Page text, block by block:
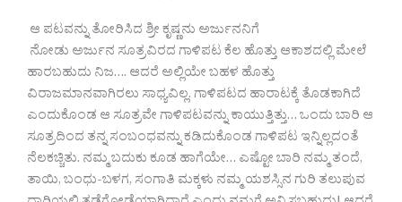
ಆ ಪಟವನ್ನು ತೋರಿಸಿದ ಶ್ರೀ ಕೃಷ್ಣನು ಅರ್ಜುನನಿಗೆ
ನೋಡು ಅರ್ಜುನ ಸೂತ್ರವಿರದ ಗಾಳಿಪಟ ಕೆಲ ಹೊತ್ತು ಆಕಾಶದಲ್ಲಿ ಮೇಲೆ
ಹಾರಬಹುದು ನಿಜ…. ಆದರೆ ಅಲ್ಲಿಯೇ ಬಹಳ ಹೊತ್ತು
ವಿರಾಜಮಾನವಾಗಿರಲು ಸಾಧ್ಯವಿಲ್ಲ. ಗಾಳಿಪಟದ ಹಾರಾಟಕ್ಕೆ ತೊಡಕಾಗಿದೆ
ಎಂದುಕೊಂಡ ಆ ಸೂತ್ರವೇ ಗಾಳಿಪಟವನ್ನು ಕಾಯುತ್ತಿತ್ತು… ಒಂದು ಬಾರಿ ಆ
ಸೂತ್ರದಿಂದ ತನ್ನ ಸಂಬಂಧವನ್ನು ಕಡಿದುಕೊಂಡ ಗಾಳಿಪಟ ಇನ್ನಿಲ್ಲದಂತೆ
ನೆಲಕಚ್ಚಿತು. ನಮ್ಮ ಬದುಕು ಕೂಡ ಹಾಗೆಯೇ… ಎಷ್ಟೋ ಬಾರಿ ನಮ್ಮ ತಂದೆ,
ತಾಯಿ, ಬಂಧು-ಬಳಗ, ಸಂಗಾತಿ ಮಕ್ಕಳು ನಮ್ಮ ಯಶಸ್ಸಿನ ಗುರಿ ತಲುಪುವ